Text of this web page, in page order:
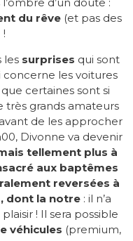
du rêve (et pas des
les surprises qui sont
les voitures
certaines sont si
très grands amateurs
de les approcher
Divonne va devenir
tellement plus à
aux baptêmes
reversées à
dont la notre: il n’a
! Il sera possible
véhicules (premium,